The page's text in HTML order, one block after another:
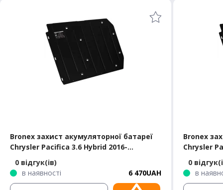
Bronex захист акумуляторної батареї
Chrysler Pacifica 3.6 Hybrid 2016-
Premium
0 відгук(ів)
в наявності
6 470UAH
Bronex
Chrysler
Standard
0
в